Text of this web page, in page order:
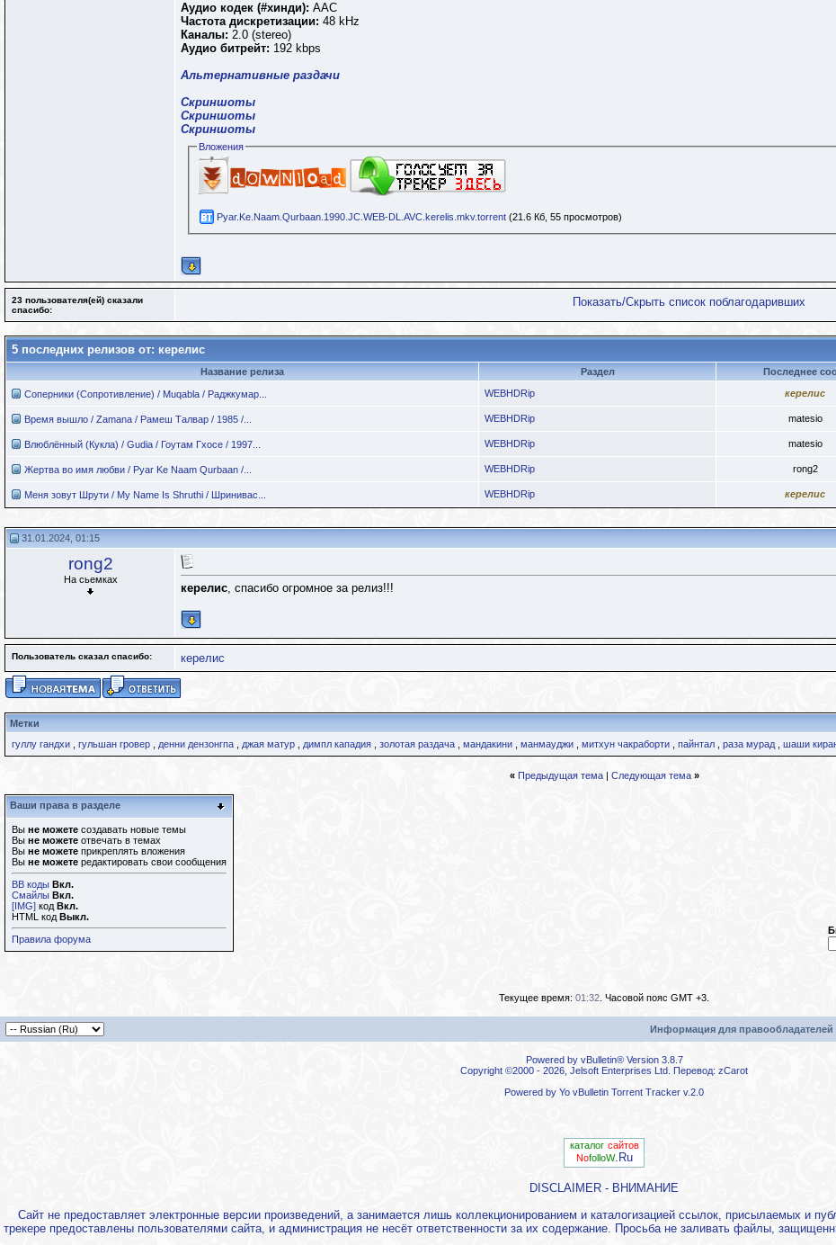
Аудио кодек (#хинди): АAC
Частота дискретизации: 48 kHz
Каналы: 2.0 (stereo)
Аудио битрейт: 192 kbps
Альтернативные раздачи
Скриншоты
Скриншоты
Скриншоты
Вложения
Pyar.Ke.Naam.Qurbaan.1990.JC.WEB-DL.AVC.kerelis.mkv.torrent (21.6 Кб, 55 просмотров)
23 пользователя(ей) сказали
cпасибо:
Показать/Скрыть список поблагодаривших
5 последних релизов от: керелис
Название релиза Раздел Последнее
Соперники (Сопротивление) / Muqabla / Раджкумар... WEBHDRip керелис
Время вышло / Zamana / Рамеш Талвар / 1985 /... WEBHDRip matesio
Влюблённый (Кукла) / Gudia / Гоутам Гхосе / 1997... WEBHDRip matesio
Жертва во имя любви / Pyar Ke Naam Qurbaan /... WEBHDRip rong2
Меня зовут Шрути / My Name Is Shruthi / Шринивас... WEBHDRip керелис
31.01.2024, 01:15
rong2
На сьемках
керелис, спасибо огромное за релиз!!!
Пользователь сказал cпасибо: керелис
Метки
гуллу гандхи
гульшан гровер денни дензонгпа джая матур димпл кападия золотая раздача мандакини манмауджи митхун чакраборти пайнтал раза мурад шаши
« Предыдущая тема| Следующая тема »
Ваши права в разделе
Вы не можете создавать новые темы
Вы не можете отвечать в темах
Вы не можете прикреплять вложения
Вы не можете редактировать свои сообщения
BB коды Вкл.
Смайлы Вкл.
[IMG] код Вкл.
HTML код Выкл.
Правила форума
Текущее время: 01:32 . Часовой пояс GMT +3.
Информация для правообладателей
Powered by vBulletin® Version 3.8.7
Copyright ©2000 - 2026, Jelsoft Enterprises Ltd. Перевод: zCarot
Powered by Yo vBulletin Torrent Tracker v.2.0
каталог сайтов
NofolloW.Ru
DISCLAIMER - ВНИМАНИЕ
Сайт не предоставляет электронные версии произведений, а занимается лишь коллекционированием и каталогизацией ссылок, присылаемых и
трекере предоставлены пользователями сайта, и администрация не несёт ответственности за их содержание. Просьба не заливать файлы,